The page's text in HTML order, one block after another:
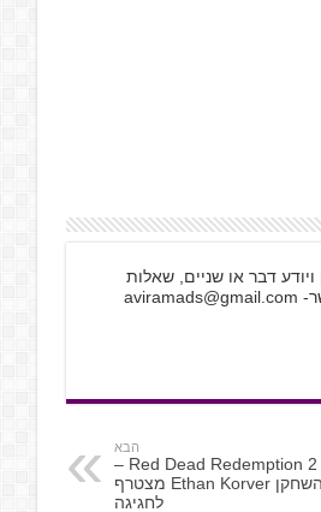
גיימר ותיק עם 30 שנות נסיון ויודע דבר או שניים, שאלות
aviramads@gmail.com
הבא
Red Dead Redemption 2 –
השחקן Ethan Korver מצטרף
לחגיגה